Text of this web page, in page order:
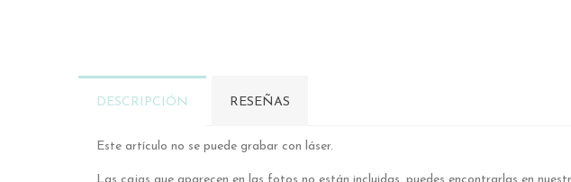
DESCRIPCIÓN RESEÑAS
Este artículo no se puede grabar con láser.